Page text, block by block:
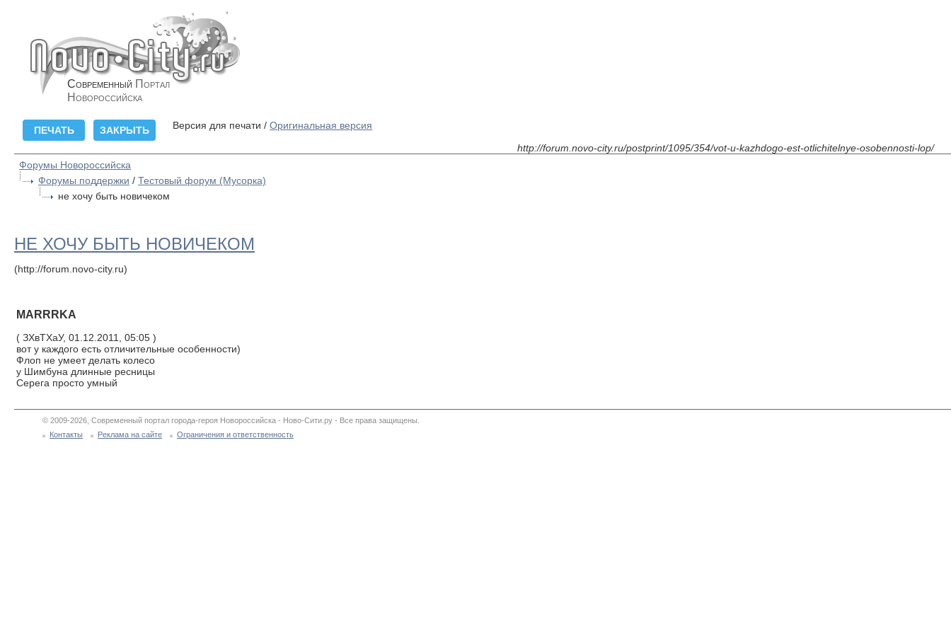
Современный Портал
Новороссийска
Версия для печати / Оригинальная версия
http://forum.novo-city.ru/postprint/1095/354/vot-u-kazhdogo-est-otlichitelnye-osobennosti-lop/
Форумы Новороссийска
Форумы поддержки / Тестовый форум (Мусорка)
не хочу быть новичеком
НЕ ХОЧУ БЫТЬ НОВИЧЕКОМ
(http://forum.novo-city.ru)
MARRRKA
( ЗХвТХаУ, 01.12.2011, 05:05 )
вот у каждого есть отличительные особенности)
Флоп не умеет делать колесо
у Шимбуна длинные ресницы
Серега просто умный
© 2009-2026, Современный портал города-героя Новороссийска - Ново-Сити.ру - Все права защищены.
Контакты
Реклама на сайте Ограничения и ответственность